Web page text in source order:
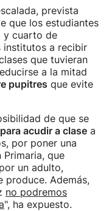
prevista
que los estudiantes
y cuarto de
institutos a recibir
que tuvieran
a la mitad
pupitres que evite
de que se
acudir a clase a
por poner una
que
un adulto,
produce. Además,
no podremos
", ha expuesto.